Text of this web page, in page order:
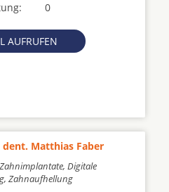
0
AUFRUFEN
dent. Matthias Faber
Digitale
Zahnaufhellung